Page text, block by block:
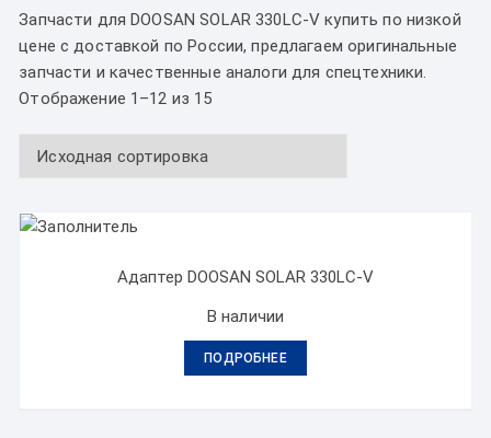
Запчасти для DOOSAN SOLAR 330LC-V купить по низкой
цене с доставкой по России, предлагаем оригинальные
запчасти и качественные аналоги для спецтехники.
Отображение 1–12 из 15
Адаптер DOOSAN SOLAR 330LC-V
В наличии
ПОДРОБНЕЕ